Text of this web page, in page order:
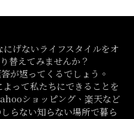
げないライフスタイルをオ
替えてみませんか？
が返ってくるでしょう。
って私たちにできることを
ショッピング、楽天など
らない知らない場所で暮ら